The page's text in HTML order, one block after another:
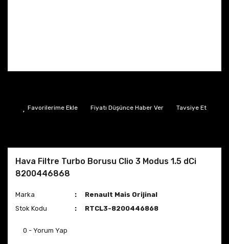
Fiyatı Düşünce Haber Ver Tavsiye Et
Hava Filtre Turbo Borusu Clio 3 Modus 1.5 dCi
8200446868
Marka
Renault Mais Orijinal
Stok Kodu
RTCL3-8200446868
0 - Yorum Yap